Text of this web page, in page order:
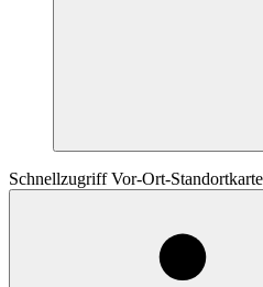
Schnellzugriff Vor-Ort-Standortkarte